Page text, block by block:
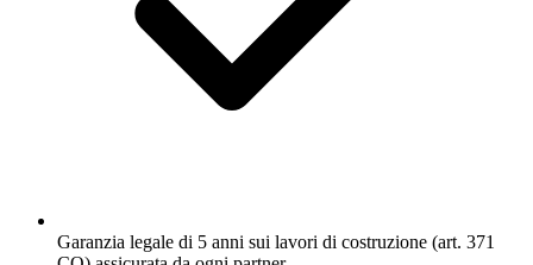
Garanzia legale di 5 anni sui lavori di costruzione (art. 371